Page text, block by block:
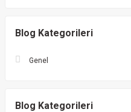
Blog Kategorileri
Genel
Blog Kategorileri